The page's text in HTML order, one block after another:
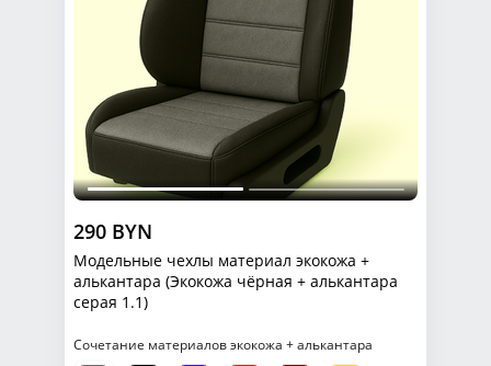
290 BYN
Модельные чехлы материал экокожа +
алькантара (Экокожа чёрная + алькантара
серая 1.1)
Сочетание материалов экокожа + алькантара